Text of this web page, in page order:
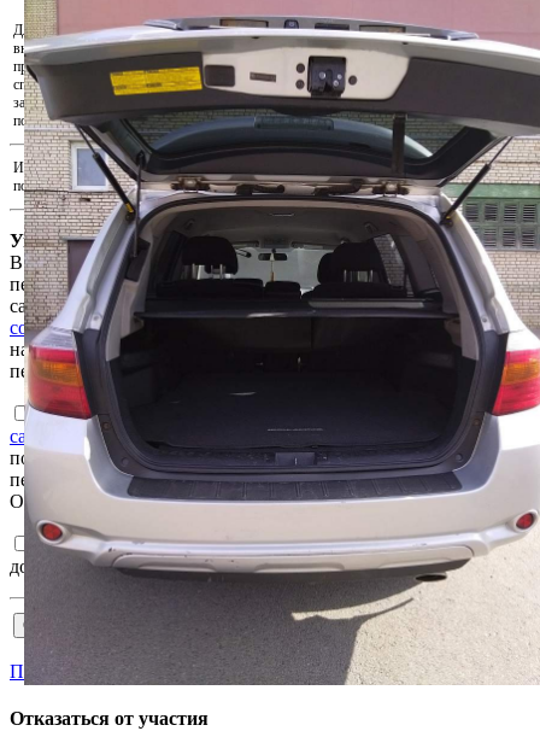
Для участия в аукционе необходимо
внести задаток. Скачайте реквизиты и
произведите оплату удобным для Вас
способом. Для подтверждения внесения
задатка прикрепите документ,
подтверждающий факт оплаты.
Скачать реквизиты на оплату
Прикрепить подтверждения оплаты...
Иные документы, подтверждающие
полномочия на участие в аукционе
Прикрепить иные документы...
Уважаемый пользователь!
В соответствии с Законом Республики Беларусь «О защите
персональных данных» для продолжения работы на интернет-
сайте e-auction.by просим ознакомиться сПользовательским
соглашением интернет-сайта e-auction.by
и выразить согласие
на обработку информации о пользователе, в том числе
персональных данных.
Ознакомлен с
Пользовательским соглашением интернет-
сайта e-auction.by
и согласен с обработкой информации о
пользователе, в том числе персональных данных, а также их
передачей, в том числе трансграничной, в соответствии с ним.
Ознакомлен и согласен сРегламентомиСоглашением.
Подтверждаю достоверность сведений, указанных в
документах на участия в торгах.
Пройти аккредитацию
Отказаться от участия